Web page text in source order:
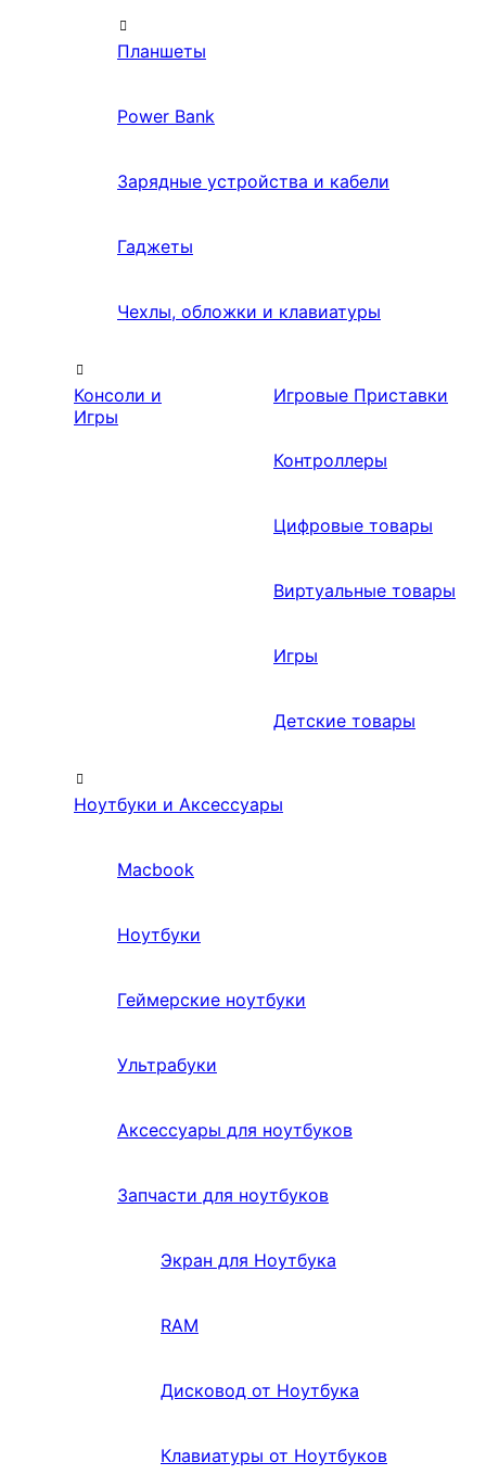
Планшеты
Power Bank
Зарядные устройства и кабели
Гаджеты
Чехлы, обложки и клавиатуры
Консоли и
Игры
Игровые Приставки
Контроллеры
Цифровые товары
Виртуальные товары
Игры
Детские товары
Ноутбуки и Аксессуары
Macbook
Ноутбуки
Геймерские ноутбуки
Ультрабуки
Аксессуары для ноутбуков
Запчасти для ноутбуков
Экран для Ноутбука
RAM
Дисковод от Ноутбука
Клавиатуры от Ноутбуков